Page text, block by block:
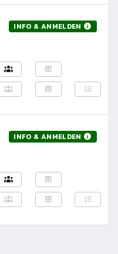
INFO & ANMELDEN
INFO & ANMELDEN